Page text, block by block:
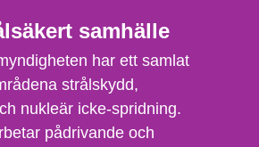
samhälle
har ett samlat
strålskydd,
nukleär icke-spridning.
pådrivande och